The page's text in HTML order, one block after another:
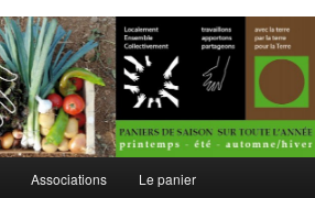
Associations Le panier